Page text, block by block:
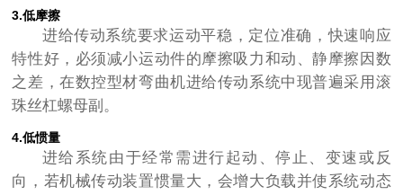
3.低摩擦
进给传动系统要求运动平稳，定位准确，快速响应
特性好，必须减小运动件的摩擦吸力和动、静摩擦因数
之差，在数控型材弯曲机进给传动系统中现普遍采用滚
珠丝杠螺母副。
4.低惯量
进给系统由于经常需进行起动、停止、变速或反
向，若机械传动装置惯量大，会增大负载并使系统动态